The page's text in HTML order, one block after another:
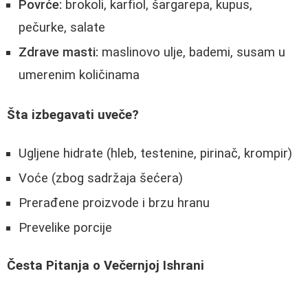
Povrće: brokoli, karfiol, šargarepa, kupus,
pečurke, salate
Zdrave masti: maslinovo ulje, bademi, susam u
umerenim količinama
Šta izbegavati uveče?
Ugljene hidrate (hleb, testenine, pirinač, krompir)
Voće (zbog sadržaja šećera)
Prerađene proizvode i brzu hranu
Prevelike porcije
Česta Pitanja o Večernjoj Ishrani